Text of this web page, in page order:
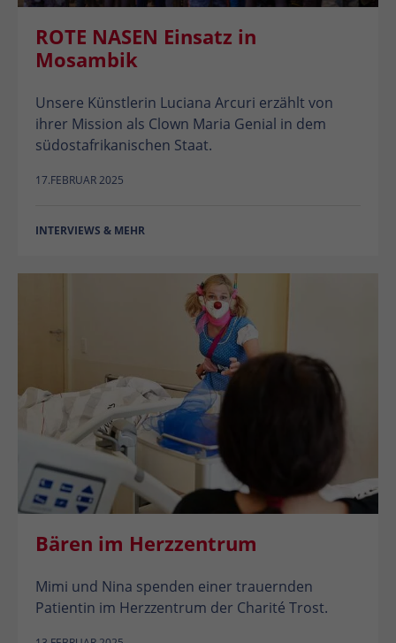
ROTE NASEN Einsatz in
Mosambik
Unsere Künstlerin Luciana Arcuri erzählt von
ihrer Mission als Clown Maria Genial in dem
südostafrikanischen Staat.
17.FEBRUAR 2025
INTERVIEWS & MEHR
Bären im Herzzentrum
Mimi und Nina spenden einer trauernden
Patientin im Herzzentrum der Charité Trost.